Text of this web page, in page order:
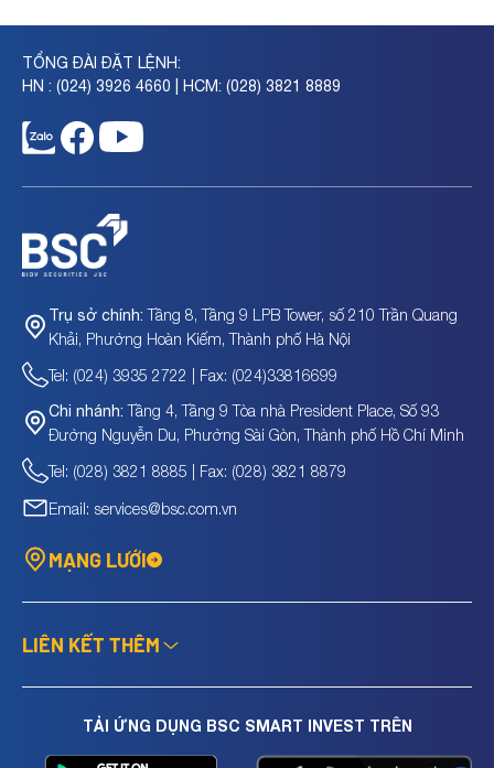
TỔNG ĐÀI ĐẶT LỆNH:
HN : (024) 3926 4660 | HCM: (028) 3821 8889
Trụ sở chính: Tầng 8, Tầng 9 LPB Tower, số 210 Trần Quang
Khải, Phường Hoàn Kiếm, Thành phố Hà Nội
Tel: (024) 3935 2722 | Fax: (024)33816699
Chi nhánh: Tầng 4, Tầng 9 Tòa nhà President Place, Số 93
Đường Nguyễn Du, Phường Sài Gòn, Thành phố Hồ Chí Minh
Tel: (028) 3821 8885 | Fax: (028) 3821 8879
Email: services@bsc.com.vn
MẠNG LƯỚI
LIÊN KẾT THÊM
TẢI ỨNG DỤNG BSC SMART INVEST TRÊN